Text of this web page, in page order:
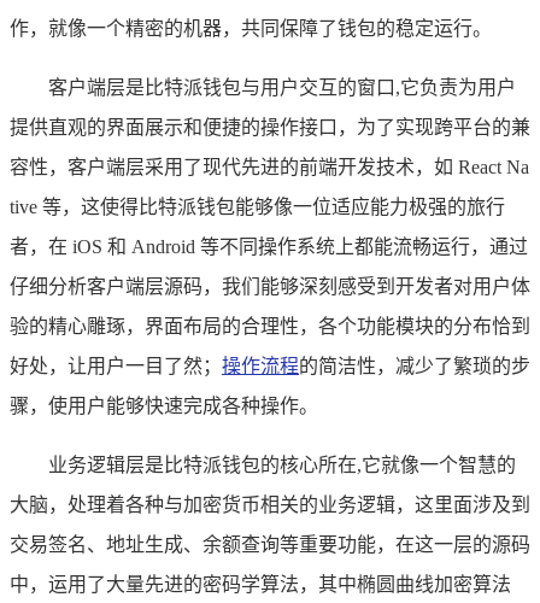
作，就像一个精密的机器，共同保障了钱包的稳定运行。
客户端层是比特派钱包与用户交互的窗口,它负责为用户
提供直观的界面展示和便捷的操作接口，为了实现跨平台的兼
容性，客户端层采用了现代先进的前端开发技术，如 React Na
tive 等，这使得比特派钱包能够像一位适应能力极强的旅行
者，在 iOS 和 Android 等不同操作系统上都能流畅运行，通过
仔细分析客户端层源码，我们能够深刻感受到开发者对用户体
验的精心雕琢，界面布局的合理性，各个功能模块的分布恰到
好处，让用户一目了然； 操作流程的简洁性，减少了繁琐的步
骤，使用户能够快速完成各种操作。
业务逻辑层是比特派钱包的核心所在,它就像一个智慧的
大脑，处理着各种与加密货币相关的业务逻辑，这里面涉及到
交易签名、地址生成、余额查询等重要功能，在这一层的源码
中，运用了大量先进的密码学算法，其中椭圆曲线加密算法